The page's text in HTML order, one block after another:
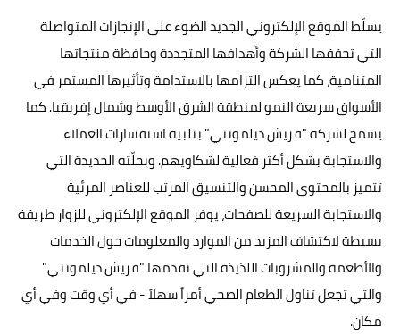
يسلّط الموقع الإلكتروني الجديد الضوء على الإنجازات المتواصلة
التي تحققها الشركة وأهدافها المتجددة وحافظة منتجاتها
المتنامية، كما يعكس التزامها بالاستدامة وتأثيرها المستمر في
الأسواق سريعة النمو لمنطقة الشرق الأوسط وشمال إفريقيا. كما
يسمح لشركة "فريش ديلمونتي" بتلبية استفسارات العملاء
والاستجابة بشكل أكثر فعالية لشكاويهم. وبحلّته الجديدة التي
تتميز بالمحتوى المحسن والتنسيق المرتب للعناصر المرئية
والاستجابة السريعة للصفحات، يوفر الموقع الإلكتروني للزوار طريقة
بسيطة لاكتشاف المزيد من الموارد والمعلومات حول الخدمات
والأطعمة والمشروبات اللذيذة التي تقدمها "فريش ديلمونتي"
والتي تجعل تناول الطعام الصحي أمراً سهلاً - في أي وقت وفي أي
مكان.